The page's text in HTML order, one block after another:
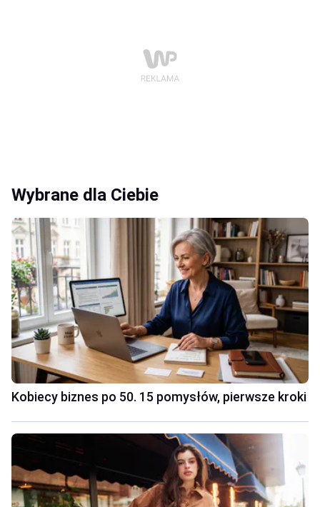
Wybrane dla Ciebie
Kobiecy biznes po 50. 15 pomysłów, pierwsze kroki